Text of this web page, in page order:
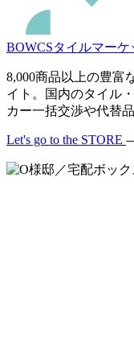
BOWCSタイルマーケ
8,000商品以上の豊富
イト。国内のタイル
カー一括交渉や代替
Let's go to the STORE